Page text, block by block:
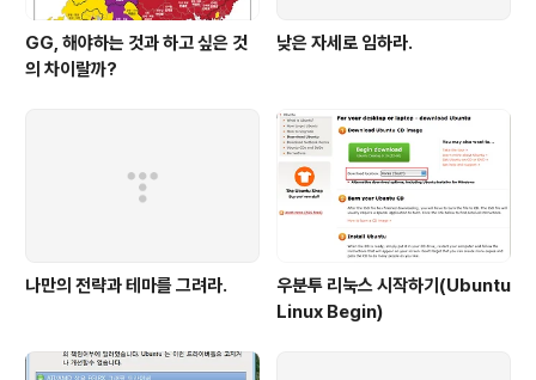
GG, 해야하는 것과 하고 싶은 것
의 차이랄까?
낮은 자세로 임하라.
나만의 전략과 테마를 그려라.
우분투 리눅스 시작하기(Ubuntu
Linux Begin)